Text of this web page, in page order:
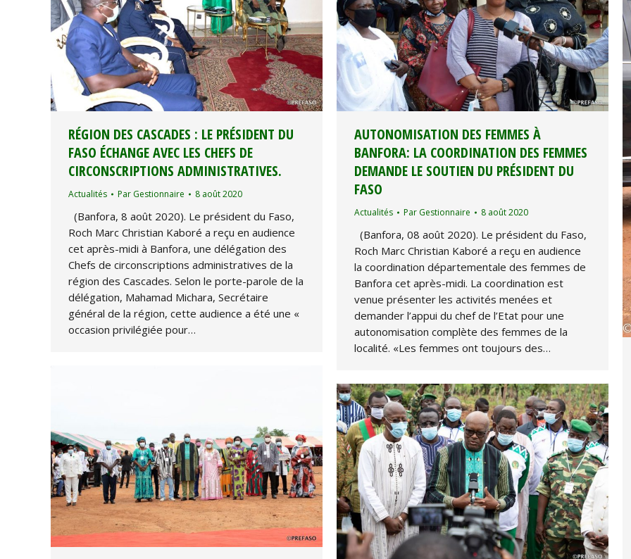
RÉGION DES CASCADES : LE PRÉSIDENT DU
FASO ÉCHANGE AVEC LES CHEFS DE
CIRCONSCRIPTIONS ADMINISTRATIVES.
Actualités Par Gestionnaire 8 août 2020
(Banfora, 8 août 2020). Le président du Faso,
Roch Marc Christian Kaboré a reçu en audience
cet après-midi à Banfora, une délégation des
Chefs de circonscriptions administratives de la
région des Cascades. Selon le porte-parole de la
délégation, Mahamad Michara, Secrétaire
général de la région, cette audience a été une «
occasion privilégiée pour…
AUTONOMISATION DES FEMMES À
BANFORA: LA COORDINATION DES FEMMES
DEMANDE LE SOUTIEN DU PRÉSIDENT DU
FASO
Actualités Par Gestionnaire 8 août 2020
(Banfora, 08 août 2020). Le président du Faso,
Roch Marc Christian Kaboré a reçu en audience
la coordination départementale des femmes de
Banfora cet après-midi. La coordination est
venue présenter les activités menées et
demander l’appui du chef de l’Etat pour une
autonomisation complète des femmes de la
localité. «Les femmes ont toujours des…